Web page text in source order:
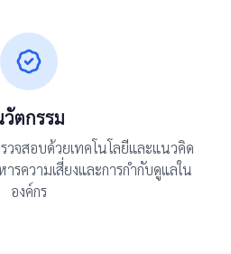
ตกรรม
จสอบด้วยเทคโนโลยีและแนวคิด
รความเสี่ยงและการกำกับดูแลใน
องค์กร